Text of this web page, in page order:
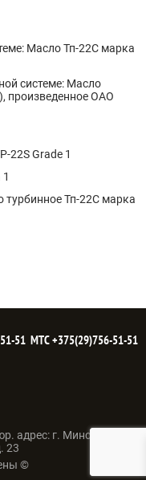
Масло Тп-22С марка
системе: Масло
произведенное ОАО
22S Grade 1
турбинное Тп-22С марка
51 МТС+375(29)756-51-51
адрес: г. Минск, ул.
23
©